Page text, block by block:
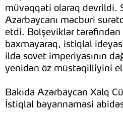
müvəqqəti olaraq devrildi.
Azərbaycanı məcburi
etdi. Bolşeviklər tərəfindən
baxmayaraq, istiqlal
ildə sovet imperiyasının
yenidən öz müstəqilliyini
Bakıda Azərbaycan Xalq
İstiqlal bəyannaməsi